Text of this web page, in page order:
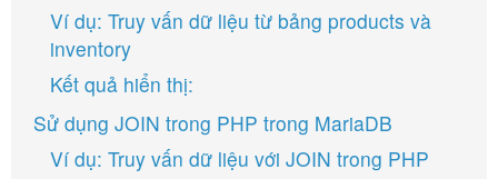
Ví dụ: Truy vấn dữ liệu từ bảng products và
inventory
Kết quả hiển thị:
Sử dụng JOIN trong PHP trong MariaDB
Ví dụ: Truy vấn dữ liệu với JOIN trong PHP